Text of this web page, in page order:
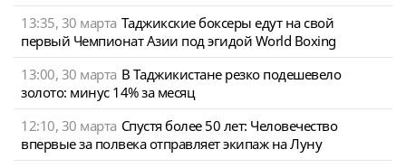
13:35, 30 марта Таджикские боксеры едут на свой
первый Чемпионат Азии под эгидой World Boxing
13:00, 30 марта В Таджикистане резко подешевело
золото: минус 14% за месяц
12:10, 30 марта Спустя более 50 лет: Человечество
впервые за полвека отправляет экипаж на Луну